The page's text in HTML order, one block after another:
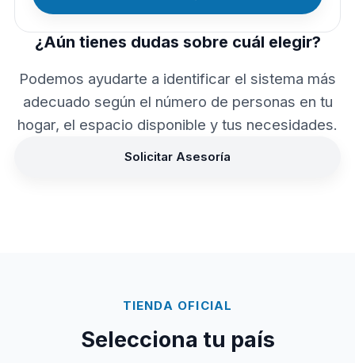
¿Aún tienes dudas sobre cuál elegir?
Podemos ayudarte a identificar el sistema más
adecuado según el número de personas en tu
hogar, el espacio disponible y tus necesidades.
Solicitar Asesoría
TIENDA OFICIAL
Selecciona tu país